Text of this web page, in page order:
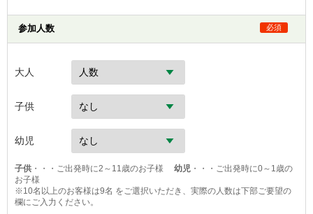
参加人数 必須
大人
子供
幼児
子供 ・・・ご出発時に2～11歳のお子様 幼児 ・・・ご出発時に0～1歳の
お子様
※10名以上のお客様は9名 をご選択いただき、実際の人数は下部ご要望の
欄にご入力ください。